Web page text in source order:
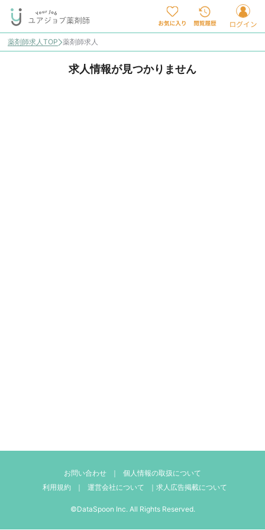
薬剤師求人TOP 薬剤師求人
求人情報が見つかりません
お問い合わせ ｜
個人情報の取扱について
利用規約
｜ 運営会社について ｜ 求人広告掲載について
©DataSpoon Inc. All Rights Reserved.